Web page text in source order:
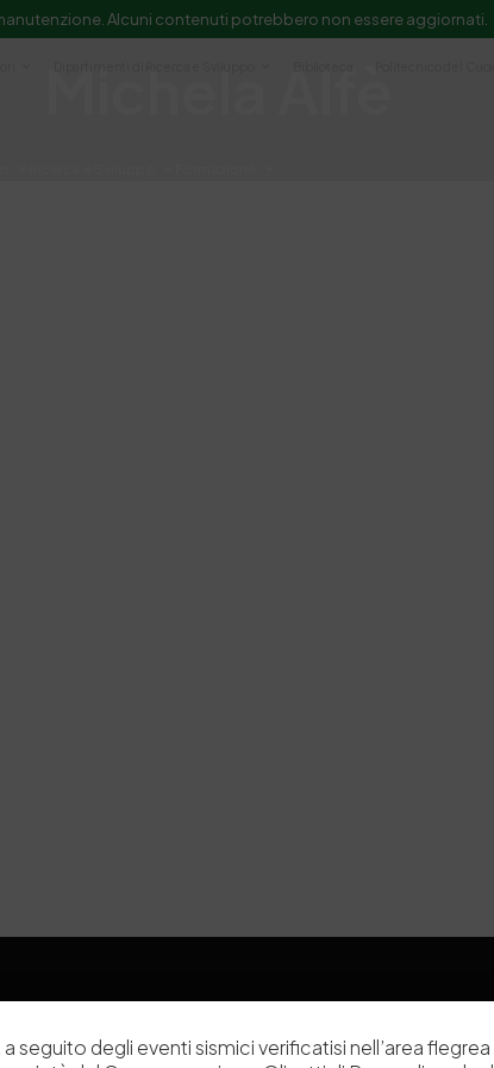
Alcuni contenuti potrebbero non essere aggiornati.
Chi siamo Laboratori
seguito degli eventi sismici verificatisi nell’area flegrea